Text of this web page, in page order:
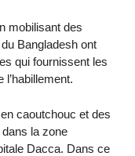
mobilisant des
Bangladesh ont
qui fournissent les
caoutchouc et des
la zone
Dacca. Dans ce